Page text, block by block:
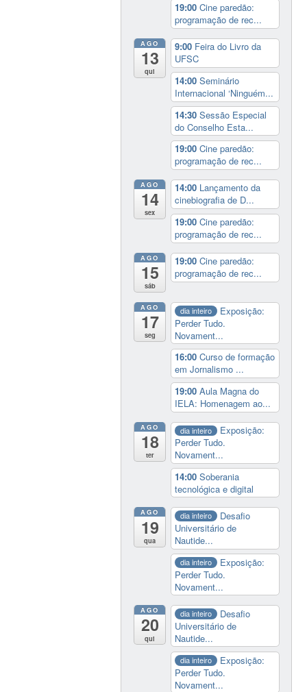
19:00Cine paredão:
programação de rec...
AGO
13
qui
9:00 Feira do Livro da
UFSC
14:00Seminário
Internacional ‘Ninguém...
14:30Sessão Especial
do Conselho Esta...
19:00Cine paredão:
programação de rec...
AGO
14
sex
14:00 Lançamento da
cinebiografia de D...
19:00Cine paredão:
programação de rec...
AGO
15
sáb
19:00Cine paredão:
programação de rec...
AGO
17
seg
dia inteiro
Exposição:
Perder Tudo.
Novament...
16:00Curso de formação
em Jornalismo ...
19:00Aula Magna do
IELA: Homenagem ao...
AGO
18
ter
dia inteiro
Exposição:
Perder Tudo.
Novament...
14:00Soberania
tecnológica e digital
AGO
19
qua
dia inteiro
Desafio
Universitário de
Nautide...
dia inteiro
Exposição:
Perder Tudo.
Novament...
AGO
20
qui
dia inteiro
Desafio
Universitário de
Nautide...
dia inteiro
Exposição:
Perder Tudo.
Novament...